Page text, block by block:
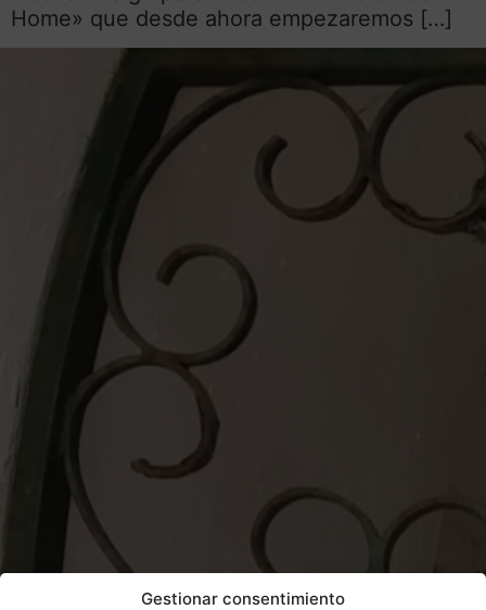
Gestionar consentimiento
Home» que desde ahora empezaremos […]